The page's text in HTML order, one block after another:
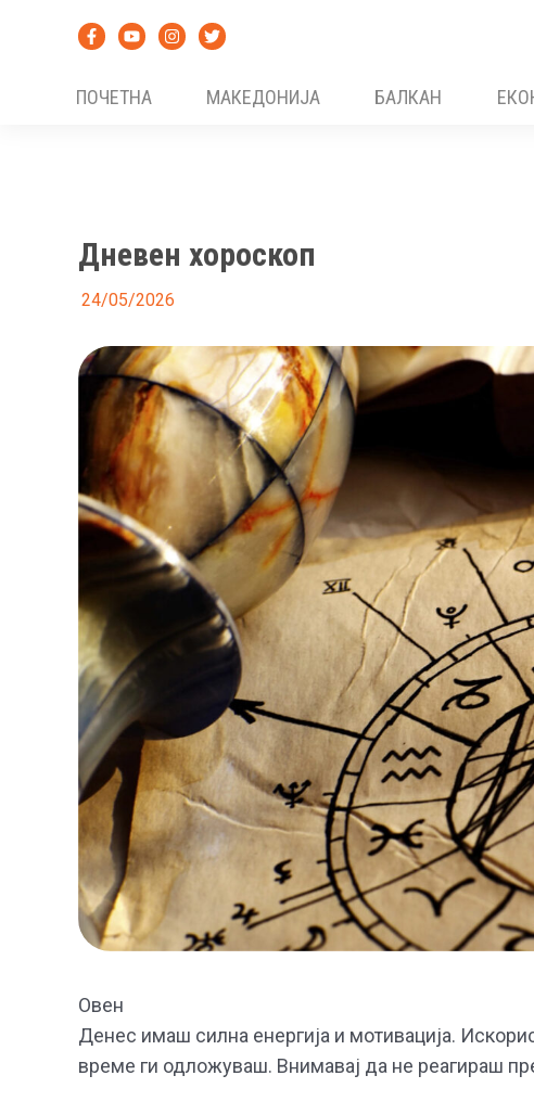
ПОЧЕТНА
МАКЕДОНИЈА БАЛКАН
Дневен хороскоп
24/05/2026
Овен
Денес имаш силна енергија и мотивација.
време ги одложуваш. Внимавај да не реагираш